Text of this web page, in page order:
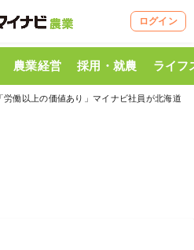
ログイン
農業経営 採用・就農 ライフ
労働以上の価値あり」マイナビ社員が北海道